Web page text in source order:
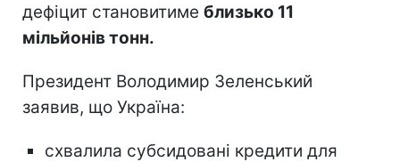
дефіцит становитиме близько 11
мільйонів тонн.
Президент Володимир Зеленський
заявив, що Україна:
схвалила субсидовані кредити для